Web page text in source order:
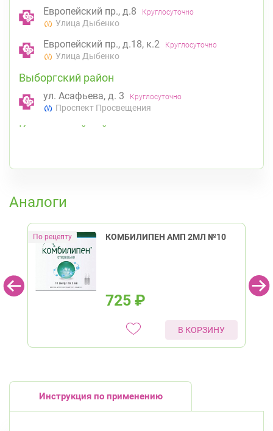
Европейский пр., д.8 Круглосуточно
Улица Дыбенко
Европейский пр., д.18, к.2 Круглосуточно
Улица Дыбенко
Выборгский район
ул. Асафьева, д. 3 Круглосуточно
Проспект Просвещения
Калининский район
Гражданский пр.
Академическая
Кировский район
пр. Ветеранов, д. 109, к. 1
Проспект Ветеранов
Ленинский пр., д.104
Юго-Западная
Ленинский пр., д.78, к.1 Круглосуточно
Московский район
Авиационная улица, д. 7 Круглосуточно
Аналоги
КОМБИЛИПЕН АМП 2МЛ №10
725 ₽
В КОРЗИНУ
Инструкция по применению